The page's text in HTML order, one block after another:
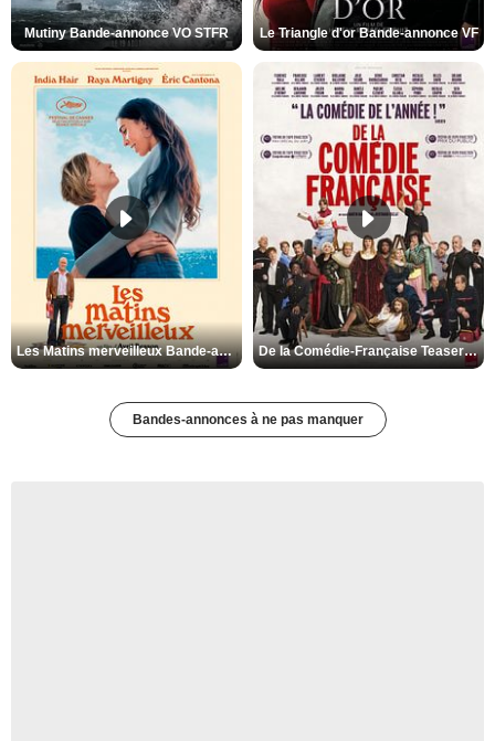
Mutiny Bande-annonce VO STFR Le Triangle d'or Bande-annonce VF
Les Matins merveilleux Bande-annonce VF De la Comédie-Française Teaser VF
Bandes-annonces à ne pas manquer